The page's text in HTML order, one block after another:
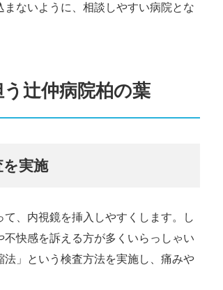
ないように、相談しやすい病院とな
辻仲病院柏の葉
実施
、内視鏡を挿入しやすくします。し
快感を訴える方が多くいらっしゃい
」という検査方法を実施し、痛みや